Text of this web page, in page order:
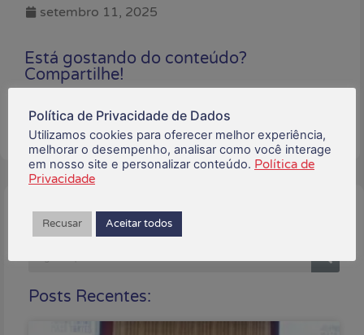
setembro 11, 2025
Está gostando do conteúdo?
Compartilhe!
Buscar:
Posts Recentes:
Política de Privacidade de Dados
Utilizamos cookies para oferecer melhor experiência,
melhorar o desempenho, analisar como você interage
em nosso site e personalizar conteúdo. Política de
Privacidade
Recusar Aceitar todos